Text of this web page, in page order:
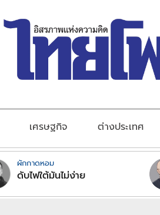
เศรษฐกิจ ต่างประเทศ
ผักกาดหอม
ดับไฟใต้มันไม่ง่าย